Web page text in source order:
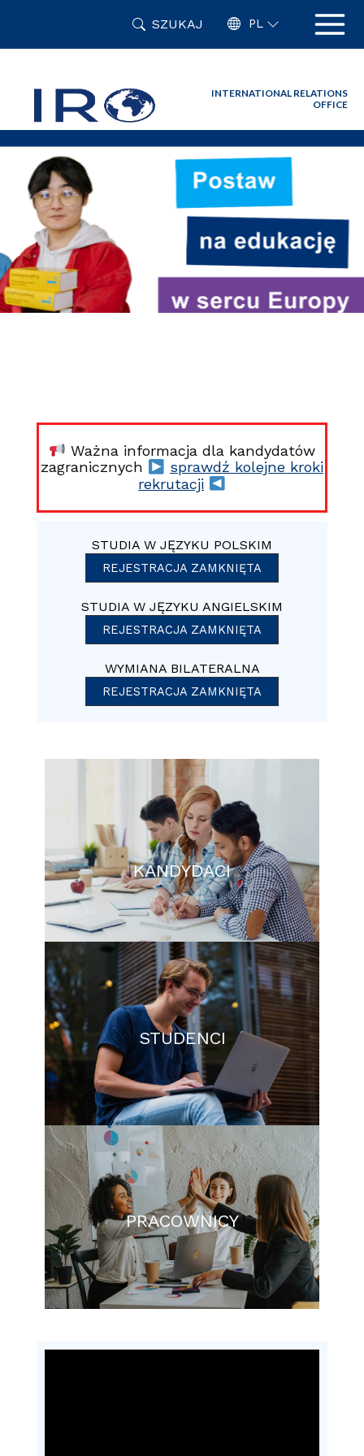
SZUKAJ PL
INTERNATIONAL RELATIONS
OFFICE
Ważna informacja dla kandydatów
zagranicznych
sprawdź kolejne kroki
rekrutacji
STUDIA W JĘZYKU POLSKIM
REJESTRACJA ZAMKNIĘTA
STUDIA W JĘZYKU ANGIELSKIM
REJESTRACJA ZAMKNIĘTA
WYMIANA BILATERALNA
REJESTRACJA ZAMKNIĘTA
KANDYDACI
STUDENCI
PRACOWNICY